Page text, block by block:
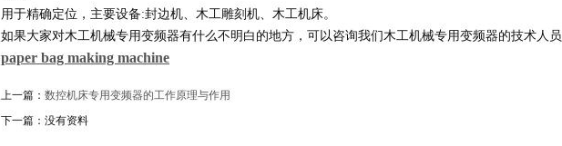
用于精确定位，主要设备:封边机、木工雕刻机、木工机床。
如果大家对木工机械专用变频器有什么不明白的地方，可以咨询我们木工机械专用变频器的技术人员
paper bag making machine
上一篇： 数控机床专用变频器的工作原理与作用
下一篇：没有资料